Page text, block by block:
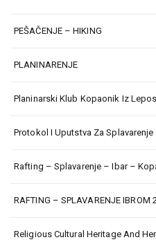
PEŠAČENJE – HIKING
PLANINARENJE
Planinarski Klub Kopaonik Iz
Protokol I Uputstva Za Splavarenje
Rafting – Splavarenje – Ibar –
RAFTING – SPLAVARENJE IBROM
Religious Cultural Heritage And